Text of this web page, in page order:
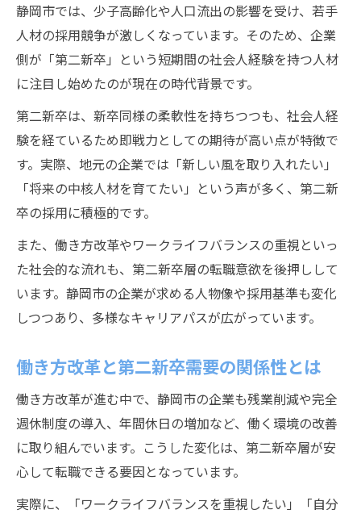
第二新卒とは何か静岡市の採用現場で解説
静岡市で第二新卒が評価される理由に迫る
第二新卒需要が静岡市で拡大する背景
第二新卒という選択肢が静岡市で注目され
る訳
静岡市企業に合う第二新卒の特徴とは
転職を考えるなら第二新卒枠の今が勝負
第二新卒枠が熱い今静岡市転職の好機
静岡市で第二新卒需要が高まる今の理由
第二新卒で挑む静岡市転職のメリット
今注目の第二新卒枠で静岡市転職を有利に
第二新卒需要が静岡市で急増している現状
静岡市では、少子高齢化や人口流出の影響を受け、若手
人材の採用競争が激しくなっています。そのため、企業
側が「第二新卒」という短期間の社会人経験を持つ人材
に注目し始めたのが現在の時代背景です。
第二新卒は、新卒同様の柔軟性を持ちつつも、社会人経
験を経ているため即戦力としての期待が高い点が特徴で
す。実際、地元の企業では「新しい風を取り入れたい」
「将来の中核人材を育てたい」という声が多く、第二新
卒の採用に積極的です。
また、働き方改革やワークライフバランスの重視といっ
た社会的な流れも、第二新卒層の転職意欲を後押しして
います。静岡市の企業が求める人物像や採用基準も変化
しつつあり、多様なキャリアパスが広がっています。
働き方改革と第二新卒需要の関係性とは
働き方改革が進む中で、静岡市の企業も残業削減や完全
週休制度の導入、年間休日の増加など、働く環境の改善
に取り組んでいます。こうした変化は、第二新卒層が安
心して転職できる要因となっています。
実際に、「ワークライフバランスを重視したい」「自分